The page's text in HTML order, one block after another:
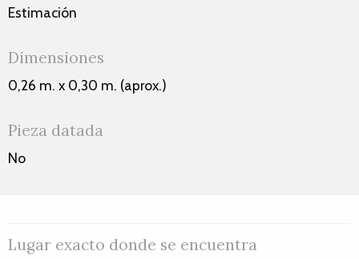
Estimación
Dimensiones
0,26 m. x 0,30 m. (aprox.)
Pieza datada
No
Lugar exacto donde se encuentra